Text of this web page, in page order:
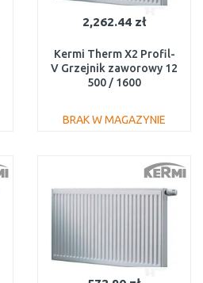
2,262.44 zł
Kermi Therm X2 Profil-
V Grzejnik zaworowy 12
500 / 1600
BRAK W MAGAZYNIE
Do porównania